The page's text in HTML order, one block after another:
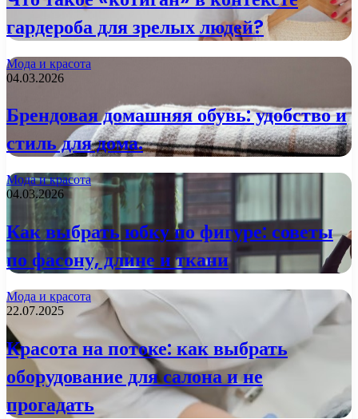
гардероба для зрелых людей?
Мода и красота
04.03.2026
Брендовая домашняя обувь: удобство и
стиль для дома.
Мода и красота
04.03.2026
Как выбрать юбку по фигуре: советы
по фасону, длине и ткани
Мода и красота
22.07.2025
Красота на потоке: как выбрать
оборудование для салона и не
прогадать